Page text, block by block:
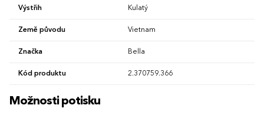
Výstřih Kulatý
Země původu Vietnam
Značka Bella
Kód produktu 2.370759.366
Možnosti potisku